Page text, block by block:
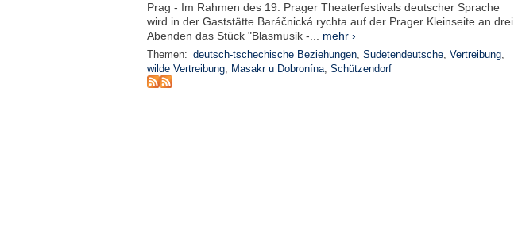
Prag - Im Rahmen des 19. Prager Theaterfestivals deutscher Sprache
wird in der Gaststätte Baráčnická rychta auf der Prager Kleinseite an drei
Abenden das Stück "Blasmusik -... mehr ›
Themen: deutsch-tschechische Beziehungen, Sudetendeutsche, Vertreibung,
wilde Vertreibung, Masakr u Dobronína, Schützendorf